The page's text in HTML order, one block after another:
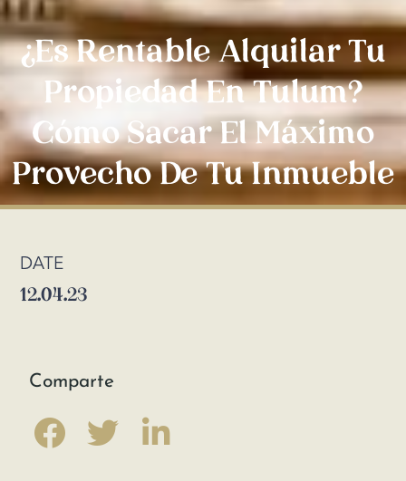
¿Es Rentable Alquilar Tu
Propiedad En Tulum?
Cómo Sacar El Máximo
Provecho De Tu Inmueble
DATE
12.04.23
Comparte